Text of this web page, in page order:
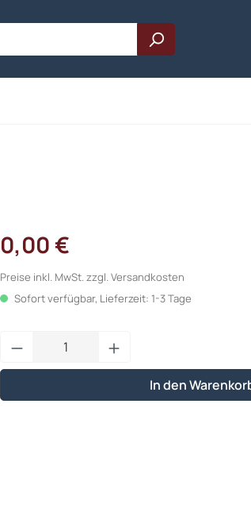
0,00 €
Preise inkl. MwSt. zzgl. Versandkosten
Sofort verfügbar, Lieferzeit: 1-3 Tage
Produkt Anzahl: Gib den
In den